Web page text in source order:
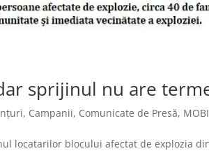
sprijinul nu are
, Campanii, Comunicate de Presă,
locatarilor blocului afectat de explozia